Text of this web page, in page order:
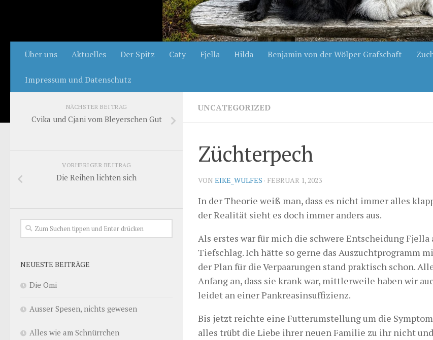
Über uns Aktuelles Der Spitz Caty Fjella Hilda Benjamin von der Wölper Grafschaft
Impressum und Datenschutz
UNCATEGORIZED
Züchterpech
VON EIKE_WULFES · FEBRUAR 1, 2023
In der Theorie weiß man, dass es nicht immer alles
der Realität sieht es doch immer anders aus.
Als erstes war für mich die schwere Entscheidung Fjella
Tiefschlag. Ich hätte so gerne das Auszuchtprogramm
der Plan für die Verpaarungen stand praktisch schon.
Anfang an, dass sie krank war, mittlerweile haben wir
leidet an einer Pankreasinsuffizienz.
Bis jetzt reichte eine Futterumstellung um die
alles trübt die Liebe ihrer neuen Familie zu ihr nicht
NÄCHSTER BEITRAG
Cvika und Cjani vom Bleyerschen Gut
VORHERIGER BEITRAG
Die Reihen lichten sich
NEUESTE BEITRÄGE
Die Omi
Ausser Spesen, nichts gewesen
Alles wie am Schnürrchen